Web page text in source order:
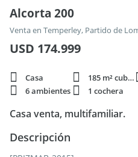
Alcorta 200
Venta en Temperley, Partido de
USD 174.999
Casa 185 m² cubie.
6 ambientes
1 cochera
Casa venta, multifamiliar.
Descripción